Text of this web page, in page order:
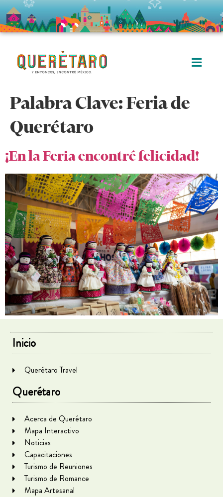
Palabra Clave:Feria de
Querétaro
¡En la Feria encontré felicidad!
Inicio
Querétaro Travel
Querétaro
Acerca de Querétaro
Mapa Interactivo
Noticias
Capacitaciones
Turismo de Reuniones
Turismo de Romance
Mapa Artesanal